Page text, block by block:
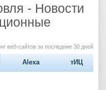
- Новости
веб-сайтов за последние 30 дней
Alexa тИЦ